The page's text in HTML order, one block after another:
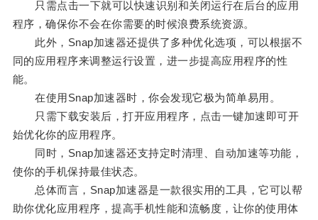
只需点击一下就可以快速识别和关闭运行在后台的应用
程序，确保你不会在你需要的时候浪费系统资源。
此外，Snap加速器还提供了多种优化选项，可以根据不
同的应用程序来调整运行设置，进一步提高应用程序的性
能。
在使用Snap加速器时，你会发现它极为简单易用。
只需下载安装后，打开应用程序，点击一键加速即可开
始优化你的应用程序。
同时，Snap加速器还支持定时清理、自动加速等功能，
使你的手机保持最佳状态。
总体而言，Snap加速器是一款很实用的工具，它可以帮
助你优化应用程序，提高手机性能和流畅度，让你的使用体